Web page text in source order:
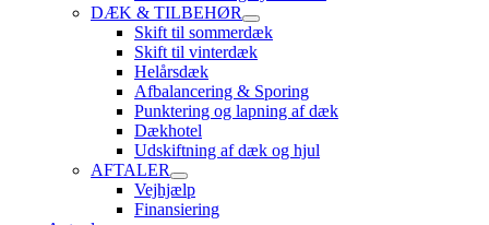
DÆK & TILBEHØR
Skift til sommerdæk
Skift til vinterdæk
Helårsdæk
Afbalancering & Sporing
Punktering og lapning af dæk
Dækhotel
Udskiftning af dæk og hjul
AFTALER
Vejhjælp
Finansiering